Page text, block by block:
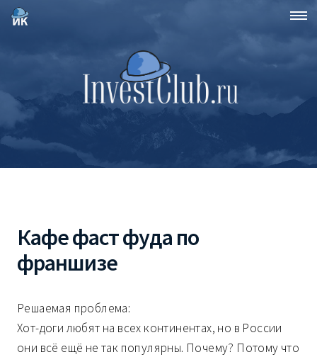
Кафе фаст фуда по
франшизе
Решаемая проблема:
Хот-доги любят на всех континентах, но в России
они всё ещё не так популярны. Почему? Потому что